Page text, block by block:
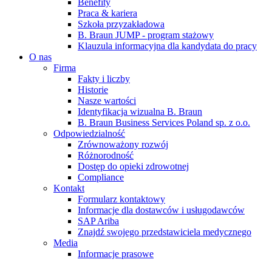
Benefity
Praca & kariera
Szkoła przyzakładowa
B. Braun JUMP - program stażowy
Klauzula informacyjna dla kandydata do pracy
O nas
Firma
Fakty i liczby
Historie
Nasze wartości
Identyfikacja wizualna B. Braun
B. Braun Business Services Poland sp. z o.o.
Odpowiedzialność
Zrównoważony rozwój
Różnorodność
Dostęp do opieki zdrowotnej
Compliance
Kontakt
Formularz kontaktowy
Informacje dla dostawców i usługodawców
SAP Ariba
Znajdź swojego przedstawiciela medycznego
Media
Informacje prasowe